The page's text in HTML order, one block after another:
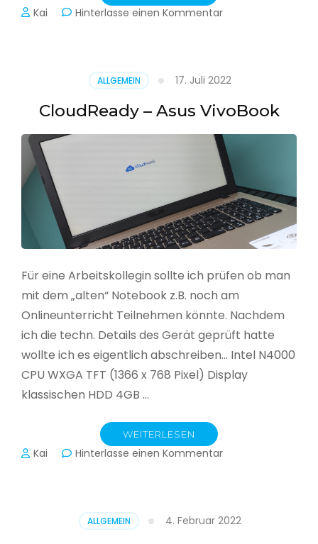
Kai Hinterlasse einen Kommentarzu
Jahressicherung
ALLGEMEIN 17. Juli 2022
CloudReady – Asus VivoBook
Für eine Arbeitskollegin sollte ich prüfen ob man
mit dem „alten“ Notebook z.B. noch am
Onlineunterricht Teilnehmen könnte. Nachdem
ich die techn. Details des Gerät geprüft hatte
wollte ich es eigentlich abschreiben… Intel N4000
CPU WXGA TFT (1366 x 768 Pixel) Display
klassischen HDD 4GB …
WEITERLESEN
Kai Hinterlasse einen Kommentarzu
ALLGEMEIN 4. Februar 2022